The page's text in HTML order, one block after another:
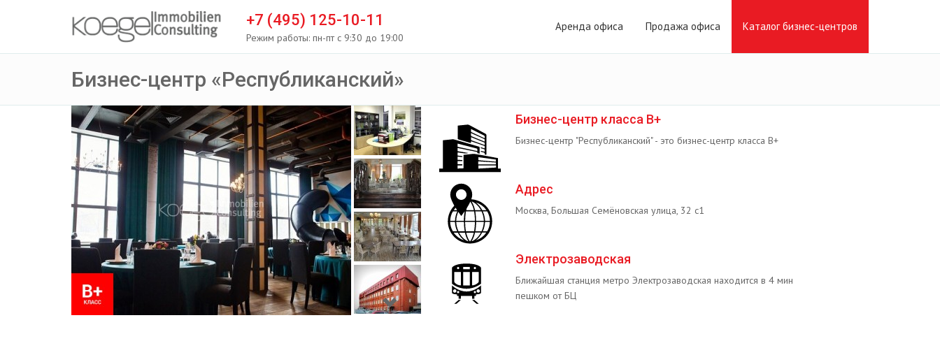
+7 (495) 125-10-11
Режим работы: пн-пт с 9:30 до 19:00
Аренда офиса Продажа офиса Каталог бизнес-центров
Бизнес-центр «Республиканский»
Бизнес-центр класса B+
Бизнес-центр "Республиканский" - это бизнес-центр класса B+
Адрес
Москва, Большая Семёновская улица, 32 с1
Электрозаводская
Ближайшая станция метро Электрозаводская находится в 4 мин
пешком от БЦ